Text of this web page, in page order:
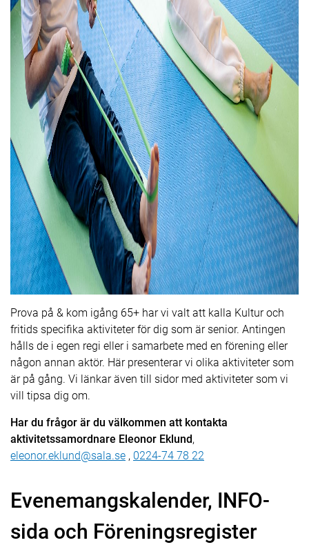
Prova på & kom igång 65+ har vi valt att kalla Kultur och
fritids specifika aktiviteter för dig som är senior. Antingen
hålls de i egen regi eller i samarbete med en förening eller
någon annan aktör. Här presenterar vi olika aktiviteter som
är på gång. Vi länkar även till sidor med aktiviteter som vi
vill tipsa dig om.
Har du frågor är du välkommen att kontakta
aktivitetssamordnare Eleonor Eklund,
eleonor.eklund@sala.se , 0224-74 78 22
Evenemangskalender, INFO-
sida och Föreningsregister